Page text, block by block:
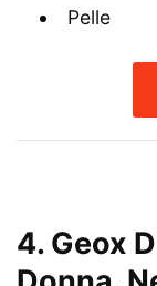
Pelle
4. Geox